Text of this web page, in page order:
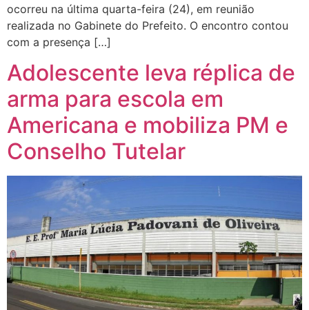
ocorreu na última quarta-feira (24), em reunião
realizada no Gabinete do Prefeito. O encontro contou
com a presença […]
Adolescente leva réplica de
arma para escola em
Americana e mobiliza PM e
Conselho Tutelar